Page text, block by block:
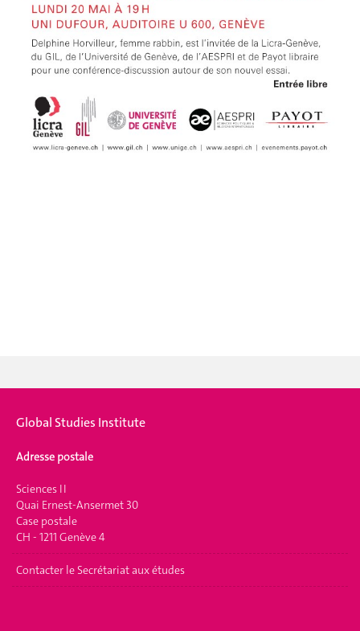
Global Studies Institute
Adresse postale
Sciences II
Quai Ernest-Ansermet 30
Case postale
CH - 1211 Genève 4
Contacter le Secrétariat aux études